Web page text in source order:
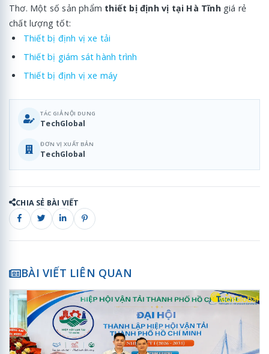
Thơ. Một số sản phẩm thiết bị định vị tại Hà Tĩnhgiá rẻ
chất lượng tốt:
Thiết bị định vị xe tải
Thiết bị giám sát hành trình
Thiết bị định vị xe máy
TÁC GIẢ NỘI DUNG
TechGlobal
ĐƠN VỊ XUẤT BẢN
TechGlobal
CHIA SẺ BÀI VIẾT
BÀI VIẾT LIÊN QUAN